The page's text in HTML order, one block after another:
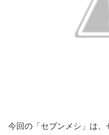
今回の「セブンメシ」は